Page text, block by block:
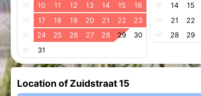
33 10 11 12 13 14 15 16
34 17 18 19 20 21 22 23
35 24 25 26 27 28 29 30
36 31
38 14 15
39 21 22
40 28 29
Location of Zuidstraat 15